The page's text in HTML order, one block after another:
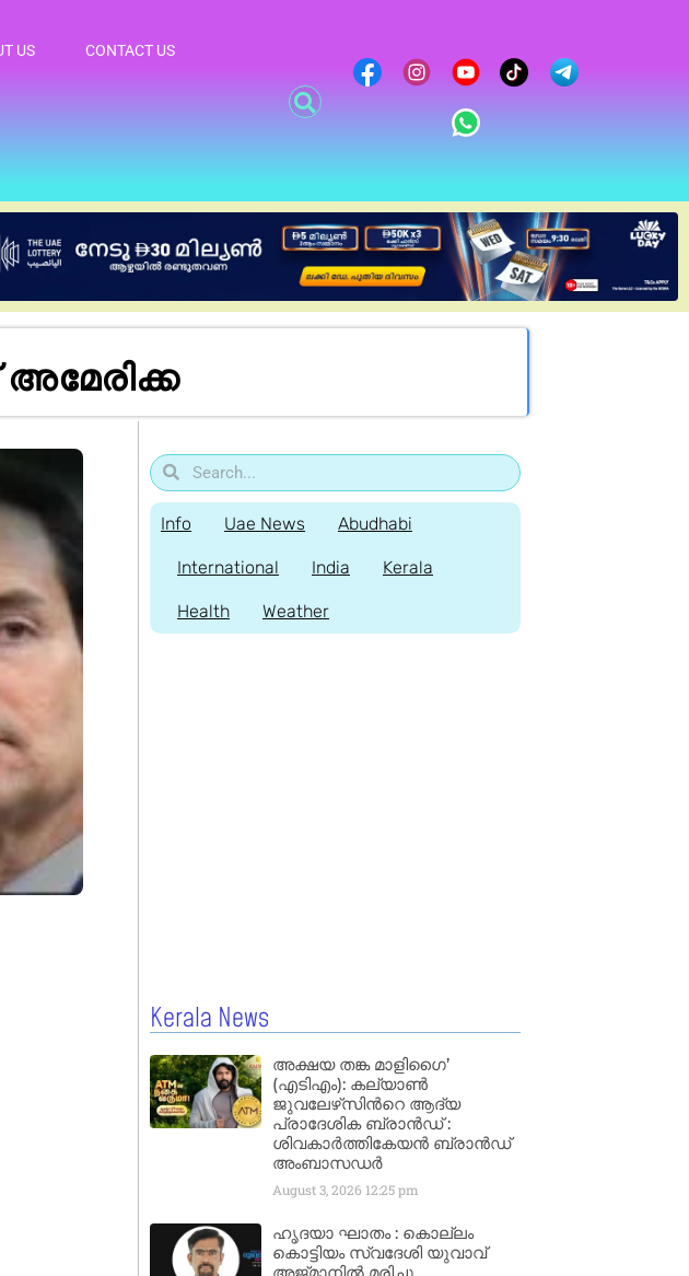
US CONTACT US
Info Uae News Abudhabi
International India Kerala
Health Weather
Kerala News
അക്ഷയ തങ്ക മാളിഗൈ’
(എടിഎം): കല്യാണ്‍
ജുവലേഴ്‌സിന്‍റെ ആദ്യ
പ്രാദേശിക ബ്രാന്‍ഡ് :
ശിവകാര്‍ത്തികേയന്‍ ബ്രാന്‍ഡ്
അംബാസഡര്‍
August 3, 2026 12:25 pm
ഹൃദയാ ഘാതം : കൊല്ലം
കൊട്ടിയം സ്വദേശി യുവാവ്
അജ്മാനിൽ മരിച്ചു